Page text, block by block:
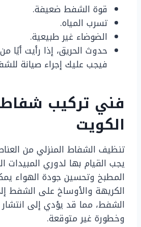
قوة الشفط ضعيفة.
تسرب المياه.
الضوضاء غير طبيعية.
حدوث الحريق، إذا رأيت أيًا
فيجب عليك إجراء صيانة
فني تركيب
الكويت
تنظيف الشفاط المنزلي من
يجب القيام بها لدوري المبيدات
المطبخ وتحسين جودة الهواء
الكريهة والأوساخ على الشفط
الشفط، مما قد يؤدي إلى انتشار
وخطورة غير متوقعة.